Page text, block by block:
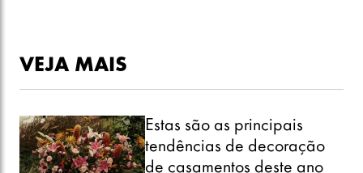
VEJA MAIS
Estas são as principais
tendências de decoração
de casamentos deste ano